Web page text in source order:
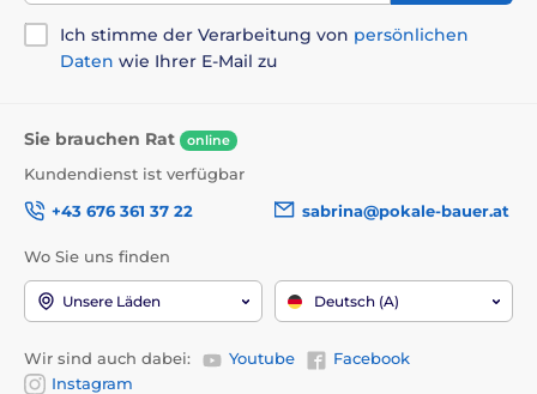
Ich stimme der Verarbeitung von persönlichen
Daten wie Ihrer E-Mail zu
Sie brauchen Rat online
Kundendienst ist verfügbar
+43 676 361 37 22
sabrina@pokale-bauer.at
Wo Sie uns finden
Unsere Läden Deutsch (A)
Wir sind auch dabei: Youtube
Facebook
Instagram